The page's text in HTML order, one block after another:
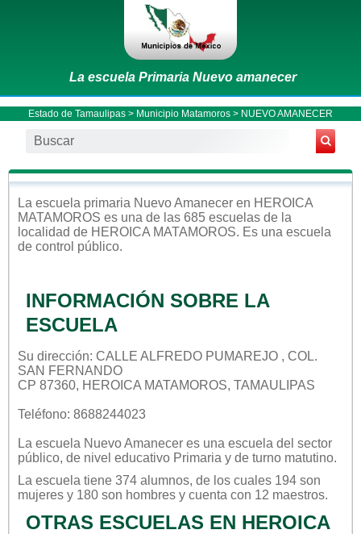
La escuela Primaria Nuevo amanecer
Estado de Tamaulipas > Municipio Matamoros > NUEVO AMANECER
La escuela primaria Nuevo Amanecer en HEROICA
MATAMOROS es una de las 685 escuelas de la
localidad de HEROICA MATAMOROS. Es una escuela
de control público.
INFORMACIÓN SOBRE LA
ESCUELA
Su dirección: CALLE ALFREDO PUMAREJO , COL.
SAN FERNANDO
CP 87360, HEROICA MATAMOROS, TAMAULIPAS
Teléfono: 8688244023
La escuela Nuevo Amanecer es una escuela del sector
público, de nivel educativo Primaria y de turno matutino.
La escuela tiene 374 alumnos, de los cuales 194 son
mujeres y 180 son hombres y cuenta con 12 maestros.
OTRAS ESCUELAS EN HEROICA